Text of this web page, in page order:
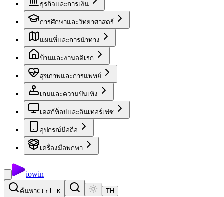
ธุรกิจและการเงิน
การศึกษาและวิทยาศาสตร์
แผนที่และการนำทาง
บ้านและงานอดิเรก
สุขภาพและการแพทย์
เกมและความบันเทิง
เดสก์ท็อปและอินเทอร์เฟซ
อุปกรณ์มือถือ
เครื่องมือพกพา
iowin
ค้นหาCtrl K TH